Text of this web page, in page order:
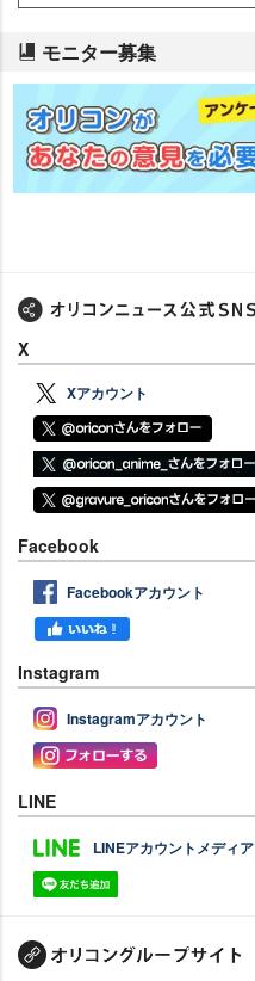
モニター募集
X
Xアカウント
Facebook
Facebookアカウント
Instagram
Instagramアカウント
LINE
LINEアカウントメディア